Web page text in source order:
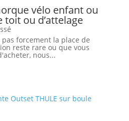
vélo enfant ou
toit ou d’attelage
pas forcement la place de
reste rare ou que vous
nous...